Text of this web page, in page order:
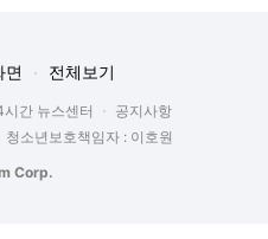
면 전체보기
시간 뉴스센터
공지사항
청소년보호책임자 : 이호원
Corp.